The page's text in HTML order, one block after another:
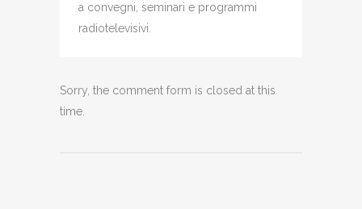
a convegni, seminari e programmi
radiotelevisivi.
Sorry, the comment form is closed at this
time.